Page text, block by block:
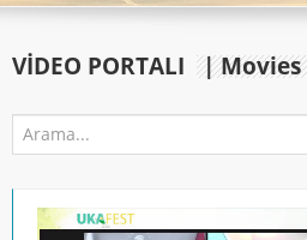
VIDEO PORTALI | Movies